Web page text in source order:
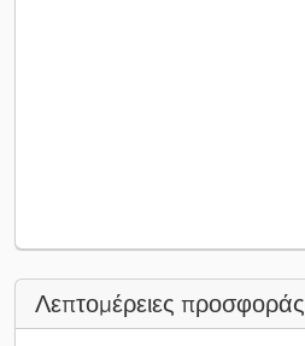
Λεπτομέρειες προσφοράς